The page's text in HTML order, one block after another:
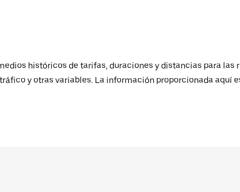
históricos de tarifas, duraciones y distancias para
y otras variables. La información proporcionada aquí